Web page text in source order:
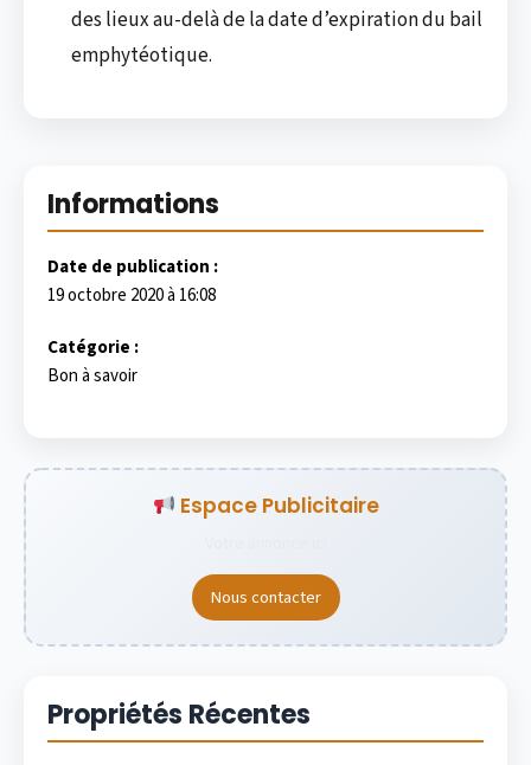
des lieux au-delà de la date d’expiration du bail
emphytéotique.
Informations
Date de publication :
19 octobre 2020 à 16:08
Catégorie :
Bon à savoir
Espace Publicitaire
Nous contacter
Propriétés Récentes